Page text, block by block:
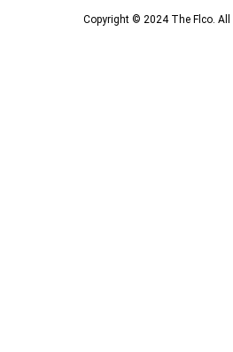
Copyright © 2024 The Flco. All